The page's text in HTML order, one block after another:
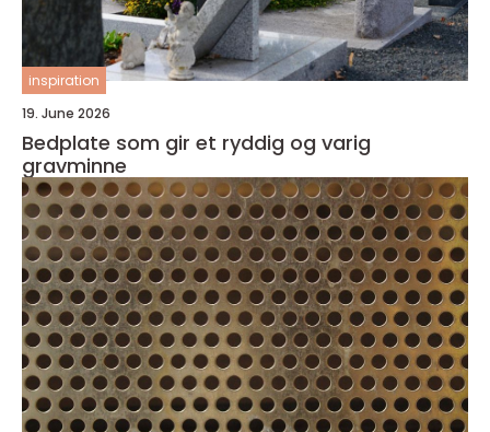
inspiration
19. June 2026
Bedplate som gir et ryddig og varig
gravminne